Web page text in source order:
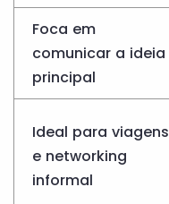
Foca em
comunicar a ideia
principal
Ideal para viagens
e networking
informal